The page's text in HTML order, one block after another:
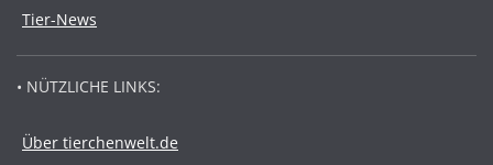
Tier-News
• NÜTZLICHE LINKS:
Über tierchenwelt.de